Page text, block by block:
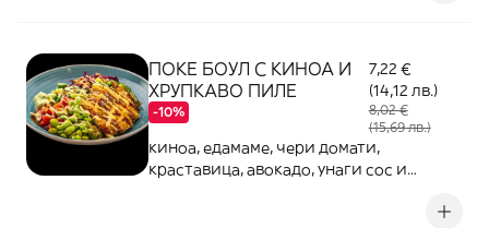
ПОКЕ БОУЛ С КИНОА И
ХРУПКАВО ПИЛЕ
-10%
7,22 €
(14,12 лв.)
8,02 €
(15,69 лв.)
киноа, едамаме, чери домати,
краставица, авокадо, унаги сос и